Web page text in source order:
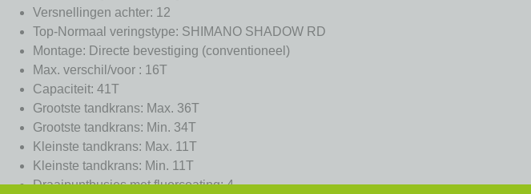
Versnellingen achter: 12
Top-Normaal veringstype: SHIMANO SHADOW RD
Montage: Directe bevestiging (conventioneel)
Max. verschil/voor : 16T
Capaciteit: 41T
Grootste tandkrans: Max. 36T
Grootste tandkrans: Min. 34T
Kleinste tandkrans: Max. 11T
Kleinste tandkrans: Min. 11T
Draaipuntbusjes met fluorcoating: 4